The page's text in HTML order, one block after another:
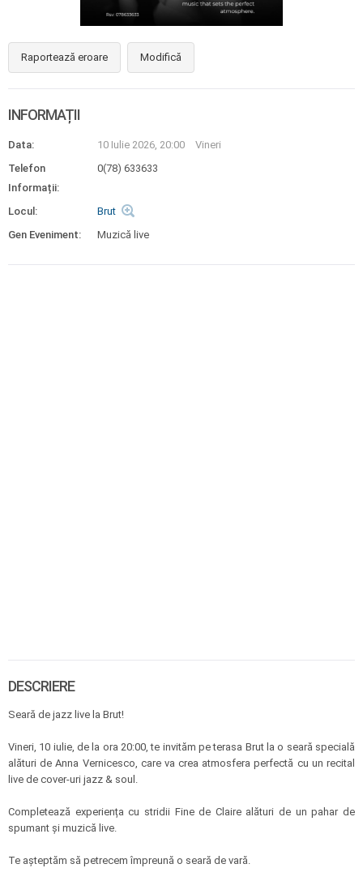
Raportează eroare Modifică
INFORMAȚII
Data: 10 Iulie 2026, 20:00
Vineri
Telefon
Informații:
0(78) 633633
Locul:
Brut
Gen Eveniment:
Muzică live
DESCRIERE
Seară de jazz live la Brut!
Vineri, 10 iulie, de la ora 20:00, te invităm pe terasa Brut la o seară specială
alături de Anna Vernicesco, care va crea atmosfera perfectă cu un recital
live de cover-uri jazz & soul.
Completează experiența cu stridii Fine de Claire alături de un pahar de
spumant și muzică live.
Te așteptăm să petrecem împreună o seară de vară.